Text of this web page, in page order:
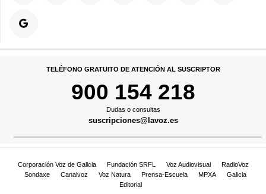
TELÉFONO GRATUITO DE ATENCIÓN AL SUSCRIPTOR
900 154 218
Dudas o consultas
suscripciones@lavoz.es
Corporación Voz de Galicia Fundación SRFL Voz Audiovisual
RadioVoz
Sondaxe
Canalvoz Voz Natura Prensa-Escuela MPXA
Galicia
Editorial